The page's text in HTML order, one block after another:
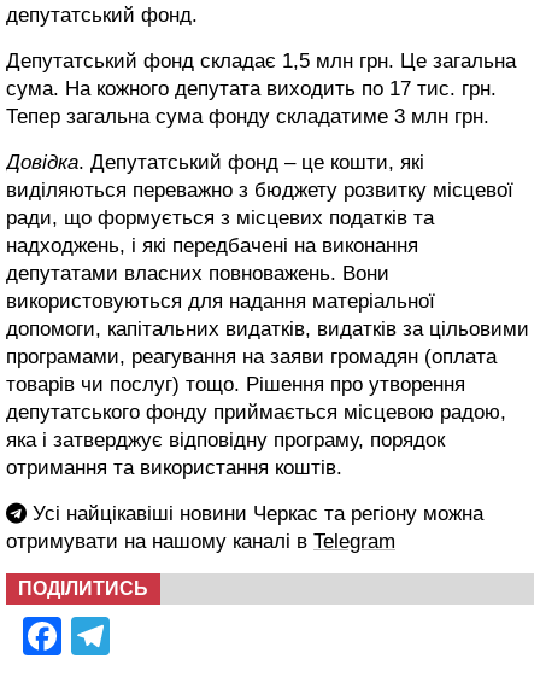
депутатський фонд.
Депутатський фонд складає 1,5 млн грн. Це загальна
сума. На кожного депутата виходить по 17 тис. грн.
Тепер загальна сума фонду складатиме 3 млн грн.
Довідка. Депутатський фонд – це кошти, які
виділяються переважно з бюджету розвитку місцевої
ради, що формується з місцевих податків та
надходжень, і які передбачені на виконання
депутатами власних повноважень. Вони
використовуються для надання матеріальної
допомоги, капітальних видатків, видатків за цільовими
програмами, реагування на заяви громадян (оплата
товарів чи послуг) тощо. Рішення про утворення
депутатського фонду приймається місцевою радою,
яка і затверджує відповідну програму, порядок
отримання та використання коштів.
Усі найцікавіші новини Черкас та регіону можна
отримувати на нашому каналі в Telegram
ПОДІЛИТИСЬ
Facebook